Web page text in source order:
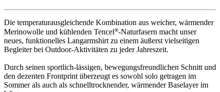
Die temperaturausgleichende Kombination aus weicher, wärmender
Merinowolle und kühlenden Tencel®-Naturfasern macht unser
neues, funktionelles Langarmshirt zu einem äußerst vielseitigen
Begleiter bei Outdoor-Aktivitäten zu jeder Jahreszeit.
Durch seinen sportlich-lässigen, bewegungsfreundlichen Schnitt und
den dezenten Frontprint überzeugt es sowohl solo getragen im
Sommer als auch als schnelltrocknender, wärmender Baselayer im